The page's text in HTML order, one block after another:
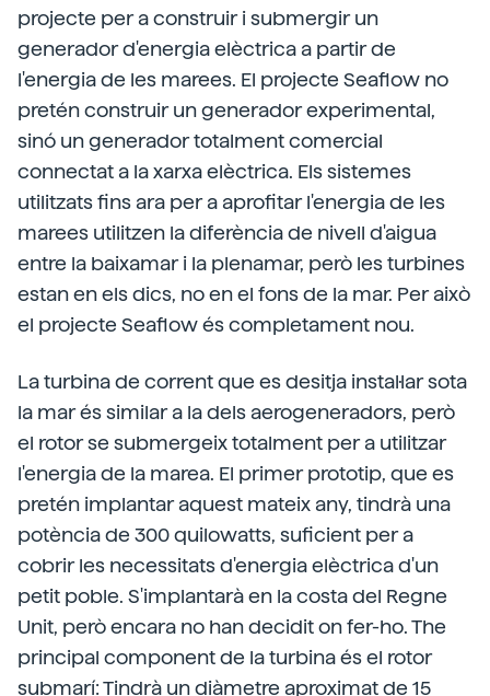
projecte per a construir i submergir un
generador d'energia elèctrica a partir de
l'energia de les marees. El projecte Seaflow no
pretén construir un generador experimental,
sinó un generador totalment comercial
connectat a la xarxa elèctrica. Els sistemes
utilitzats fins ara per a aprofitar l'energia de les
marees utilitzen la diferència de nivell d'aigua
entre la baixamar i la plenamar, però les turbines
estan en els dics, no en el fons de la mar. Per això
el projecte Seaflow és completament nou.
La turbina de corrent que es desitja instal·lar sota
la mar és similar a la dels aerogeneradors, però
el rotor se submergeix totalment per a utilitzar
l'energia de la marea. El primer prototip, que es
pretén implantar aquest mateix any, tindrà una
potència de 300 quilowatts, suficient per a
cobrir les necessitats d'energia elèctrica d'un
petit poble. S'implantarà en la costa del Regne
Unit, però encara no han decidit on fer-ho. The
principal component de la turbina és el rotor
submarí: Tindrà un diàmetre aproximat de 15